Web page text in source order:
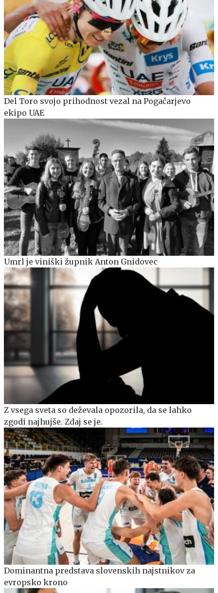
Del Toro svojo prihodnost vezal na Pogačarjevo
ekipo UAE
Umrl je viniški župnik Anton Gnidovec
Z vsega sveta so deževala opozorila, da se lahko
zgodi najhujše. Zdaj se je.
Dominantna predstava slovenskih najstnikov za
evropsko krono